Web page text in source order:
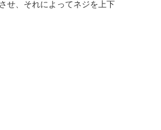
せ、それによってネジを上下